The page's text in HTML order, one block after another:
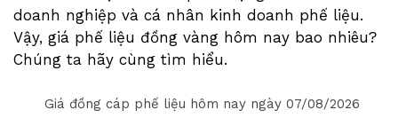
doanh nghiệp và cá nhân kinh doanh phế liệu.
Vậy, giá phế liệu đồng vàng hôm nay bao nhiêu?
Chúng ta hãy cùng tìm hiểu.
Giá đồng cáp phế liệu hôm nay ngày 07/08/2026